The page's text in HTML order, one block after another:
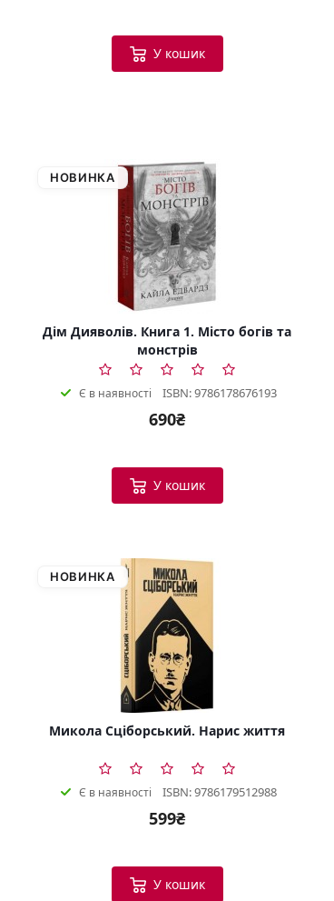
У кошик
НОВИНКА
Дім Дияволів. Книга 1. Місто богів та
монстрів
Є в наявності ISBN: 9786178676193
690₴
У кошик
НОВИНКА
Микола Сціборський. Нарис життя
Є в наявності ISBN: 9786179512988
599₴
У кошик